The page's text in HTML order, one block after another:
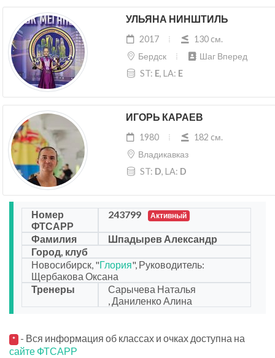
УЛЬЯНА НИНШТИЛЬ
2017
130 cм.
Бердск
Шаг Вперед
ST: E, LA: E
ИГОРЬ КАРАЕВ
1980
182 cм.
Владикавказ
ST: D, LA: D
Номер
ФТСАРР
243799 Активный
Фамилия
Шпадырев Александр
Город, клуб
Новосибирск, "Глория", Руководитель:
Щербакова Оксана
Тренеры
Сарычева Наталья
, Даниленко Алина
* - Вся информация об классах и очках доступна на
сайте ФТСАРР